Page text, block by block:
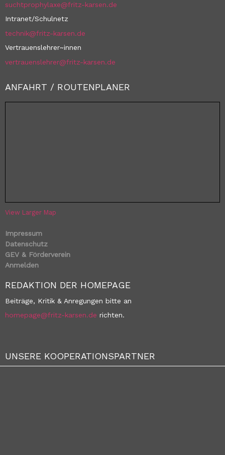
suchtprophylaxe@fritz-karsen.de
Intranet/Schulnetz
technik@fritz-karsen.de
Vertrauenslehrer~innen
vertrauenslehrer@fritz-karsen.de
ANFAHRT / ROUTENPLANER
View Larger Map
Impressum
Datenschutz
GEV & Förderverein
Anmelden
REDAKTION DER HOMEPAGE
Beiträge, Kritik & Anregungen bitte an
homepage@fritz-karsen.de richten.
UNSERE KOOPERATIONSPARTNER